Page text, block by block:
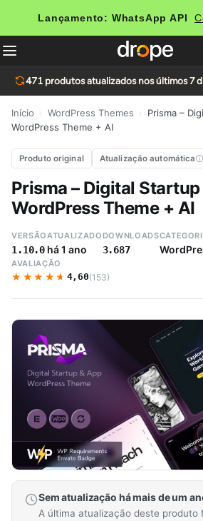
Lançamento: WhatsApp API
471 produtos atualizados nos últimos 7
Início WordPress Themes
Prisma –
WordPress Theme + AI
Produto original Atualização automática
Prisma – Digital
WordPress Theme + AI
VERSÃO
1.10.0
ATUALIZADO
há 1 ano
DOWNLOADS
3.687
AVALIAÇÃO
★★★★★
★★★★★ 4,60(153)
Sem atualização há mais de um
A última atualização deste produto